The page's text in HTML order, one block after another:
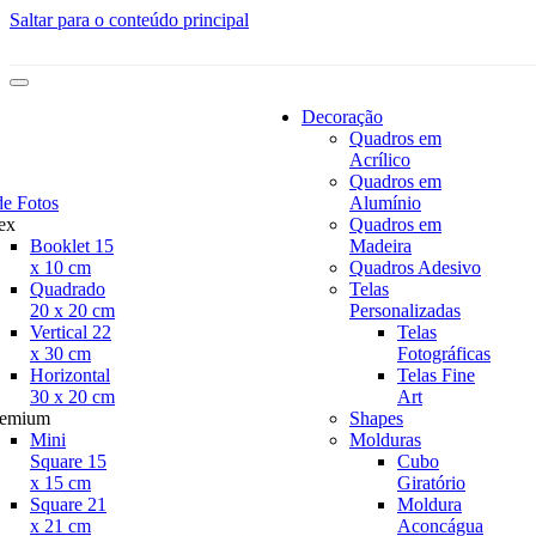
Saltar para o conteúdo principal
Fotos
Booklet 15
x 10 cm
Quadrado
20 x 20 cm
Vertical 22
x 30 cm
Horizontal
30 x 20 cm
Mini
Square 15
x 15 cm
Square 21
x 21 cm
Decoração
Quadros em
Acrílico
Quadros em
Alumínio
Quadros em
Madeira
Quadros Adesivo
Telas
Personalizadas
Telas
Fotográficas
Telas Fine
Art
Shapes
Molduras
Cubo
Giratório
Moldura
Aconcágua